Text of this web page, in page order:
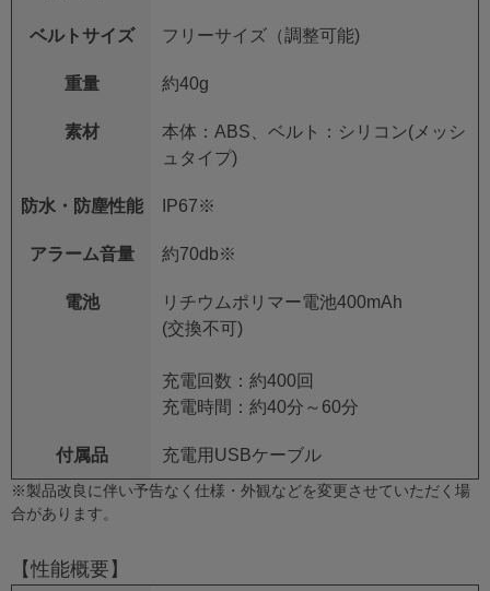
ベルトサイズ フリーサイズ（調整可能)
重量 約40g
素材
本体：ABS、ベルト：シリコン(メッシ
ュタイプ)
防水・防塵性能 IP67※
アラーム音量 約70db※
電池
リチウムポリマー電池400mAh
(交換不可)
充電回数：約400回
充電時間：約40分～60分
付属品 充電用USBケーブル
※製品改良に伴い予告なく仕様・外観などを変更させていただく場
合があります。
【性能概要】